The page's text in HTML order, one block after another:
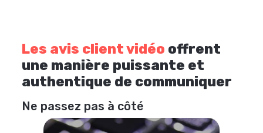
Les avis client vidéo offrent
une manière puissante et
authentique de communiquer
Ne passez pas à côté